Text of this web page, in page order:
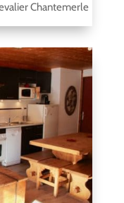
Chantemerle